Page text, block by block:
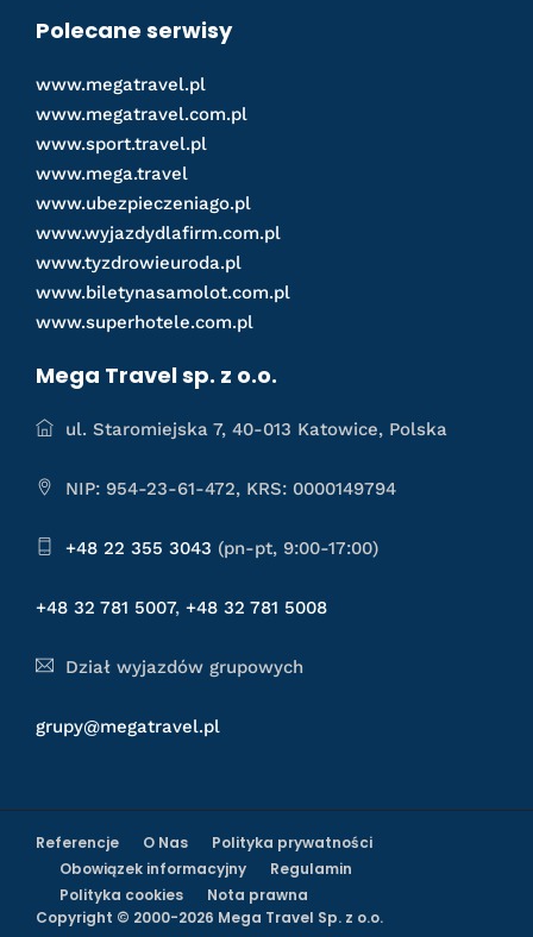
Polecane serwisy
www.megatravel.pl
www.megatravel.com.pl
www.sport.travel.pl
www.mega.travel
www.ubezpieczeniago.pl
www.wyjazdydlafirm.com.pl
www.tyzdrowieuroda.pl
www.biletynasamolot.com.pl
www.superhotele.com.pl
Mega Travel sp. z o.o.
ul. Staromiejska 7, 40-013 Katowice, Polska
NIP: 954-23-61-472, KRS: 0000149794
+48 22 355 3043 (pn-pt, 9:00-17:00)
+48 32 781 5007, +48 32 781 5008
Dział wyjazdów grupowych
grupy@megatravel.pl
Referencje O Nas
Polityka prywatności
Obowiązek informacyjny
Regulamin
Polityka cookies
Nota prawna
Copyright © 2000-2026 Mega Travel Sp. z o.o.